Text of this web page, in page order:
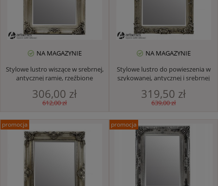
NA MAGAZYNIE
Stylowe lustro wiszące w srebrnej,
antycznej ramie, rzeźbione
306,00 zł
612,00 zł
NA MAGAZYNIE
Stylowe lustro do powieszenia w
szykowanej, antycznej i srebrnej
319,50 zł
639,00 zł
promocja promocja